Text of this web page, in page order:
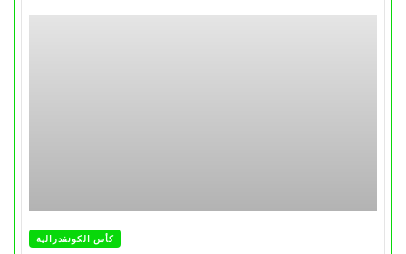
كأس الكونفدرالية